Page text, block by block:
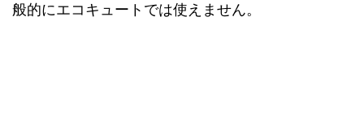
般的にエコキュートでは使えません。